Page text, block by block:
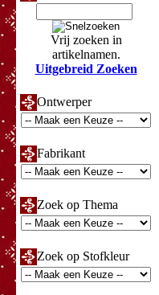
Vrij zoeken in
artikelnamen.
Uitgebreid Zoeken
Ontwerper
Fabrikant
Zoek op Thema
Zoek op Stofkleur